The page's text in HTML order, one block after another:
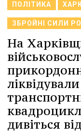
ПОЛІТИКА
ЗБРОЙНІ СИЛИ
На
дивіться